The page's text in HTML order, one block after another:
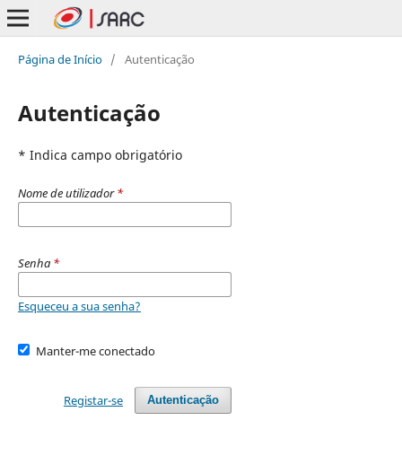
Página de Início / Autenticação
Autenticação
* Indica campo obrigatório
Nome de utilizador*
Senha *
Esqueceu a sua senha?
Manter-me conectado
Autenticação
Registar-se